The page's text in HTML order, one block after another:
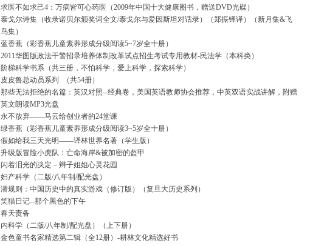
求医不如求己4：万病皆可心药医（2009年中国十大健康图书，赠送DVD光碟）
泰戈尔诗集（收录诺贝尔颁奖词全文/泰戈尔与爱因斯坦对话录）（郑振铎译）（新月集&飞
鸟集）
蓝香蕉（彩香蕉儿童素养形成分级阅读5~7岁全十册）
2011华图版政法干警招录培养体制改革试点招生考试专用教材-民法学（本科类）
阶梯科学书系（共三册，不怕科学，爱上科学，探索科学）
皮皮鲁总动员系列 （共54册）
那些无法拒绝的名篇：英汉对照--经典卷，美国英语教师协会推荐，中英双语实战讲解，附赠
英文朗读MP3光盘
永不放弃——马云给创业者的24堂课
绿香蕉（彩香蕉儿童素养形成分级阅读3~5岁全十册）
假如给我三天光明——译林世界名著（学生版）
升级版冒险小虎队：亡命海岸&被加密的盔甲
闪着泪光的决定－辫子姐姐心灵花园
妇产科学（二版/八年制/配光盘）
潜规则：中国历史中的真实游戏（修订版）（复旦大历史系列）
笑猫日记--那个黑色的下午
春天责备
内科学（二版/八年制/配光盘）（上下册）
金色童书名家精选第二辑（全12册）-耕林文化精选好书